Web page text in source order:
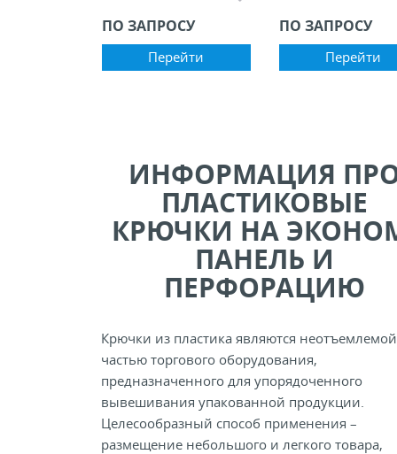
ПО ЗАПРОСУ
Перейти
ПО ЗАПРОСУ
Перейти
ИНФОРМАЦИЯ
ПЛАСТИКОВЫЕ
КРЮЧКИ НА
ПАНЕЛЬ И
ПЕРФОРАЦИЮ
Крючки из пластика являются неотъемлемой
частью торгового оборудования,
предназначенного для упорядоченного
вывешивания упакованной продукции.
Целесообразный способ применения –
размещение небольшого и легкого товара,